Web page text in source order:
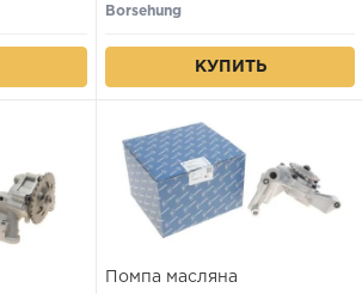
Borsehung
КУПИТЬ
Помпа масляна